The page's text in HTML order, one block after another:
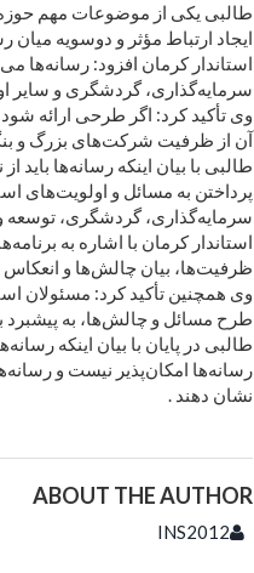
طالبی یکی از موضوعات مهم
ایجاد ارتباط مؤثر و دوسویه
استاندار کرمان افزود: رسانه‌ها
سرمایه‌گذاری، گردشگری و سایر
وی تأکید کرد: اگر طرحی ارائه
آن از ظرفیت شرکت‌های بزرگ و
طالبی با بیان اینکه رسانه‌ها باید
پرداختن به مسائل و اولویت‌های
سرمایه‌گذاری، گردشگری، توسعه
استاندار کرمان با اشاره به
ظرفیت‌ها، بیان چالش‌ها و انعکاس
وی همچنین تأکید کرد: مسئولان
طرح مسائل و چالش‌ها، به پیشبرد
طالبی در پایان با بیان اینکه
رسانه‌ها امکان‌پذیر نیست و
نشان دهند .
ABOUT THE AUTHOR
INS2012